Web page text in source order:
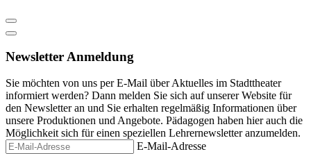
Newsletter Anmeldung
Sie möchten von uns per E-Mail über Aktuelles im Stadttheater
informiert werden? Dann melden Sie sich auf unserer Website für
den Newsletter an und Sie erhalten regelmäßig Informationen über
unsere Produktionen und Angebote. Pädagogen haben hier auch die
Möglichkeit sich für einen speziellen Lehrernewsletter anzumelden.
E-Mail-Adresse